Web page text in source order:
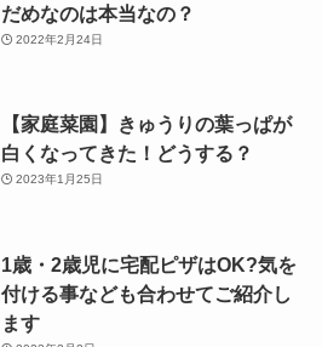
だめなのは本当なの？
2022年2月24日
【家庭菜園】きゅうりの葉っぱが
白くなってきた！どうする？
2023年1月25日
1歳・2歳児に宅配ピザはOK?気を
付ける事なども合わせてご紹介し
ます